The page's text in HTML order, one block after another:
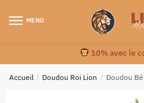
MENU
10% avec le
Accueil / Doudou Roi Lion / Doudou